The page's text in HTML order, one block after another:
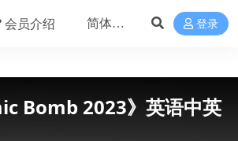
会员介绍 登录
Bomb 2023》英语中英